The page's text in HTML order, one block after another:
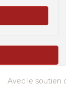
Avec le soutien